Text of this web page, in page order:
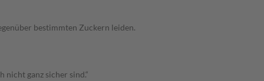
bestimmten Zuckern leiden.
nicht ganz sicher sind.“